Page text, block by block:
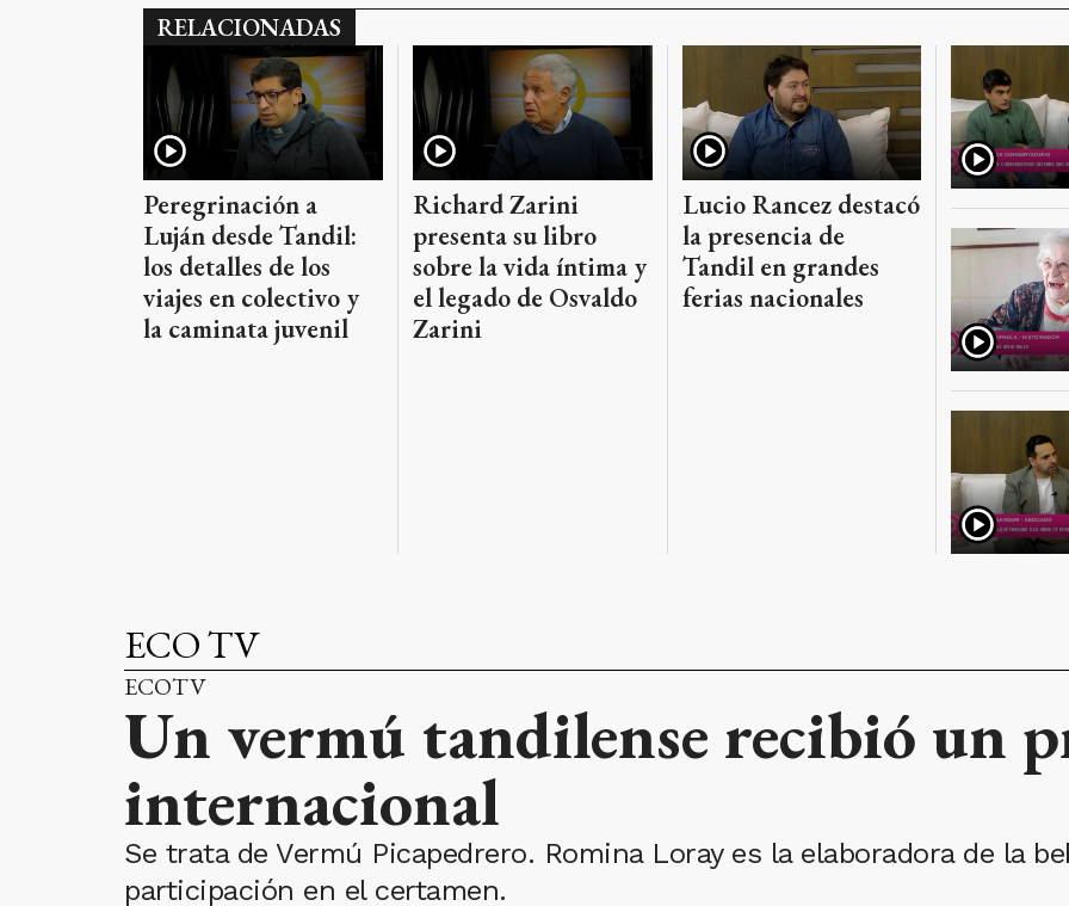
RELACIONADAS
Peregrinación a
Luján desde Tandil:
los detalles de los
viajes en colectivo y
la caminata juvenil
Richard Zarini
presenta su libro
sobre la vida íntima y
el legado de Osvaldo
Zarini
Lucio Rancez destacó
la presencia de
Tandil en grandes
ferias nacionales
ECO TV
ECOTV
Un vermú tandilense recibió un
internacional
Se trata de Vermú Picapedrero. Romina Loray es la elaboradora de la
participación en el certamen.